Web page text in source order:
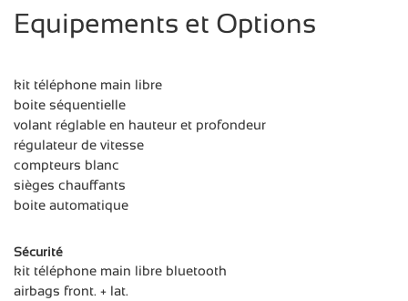
Equipements et Options
kit téléphone main libre
boite séquentielle
volant réglable en hauteur et profondeur
régulateur de vitesse
compteurs blanc
sièges chauffants
boite automatique
Sécurité
kit téléphone main libre bluetooth
airbags front. + lat.